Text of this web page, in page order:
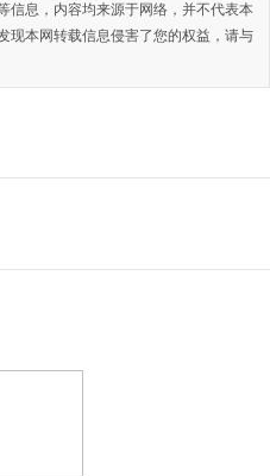
信息，内容均来源于网络，并不代表本
现本网转载信息侵害了您的权益，请与